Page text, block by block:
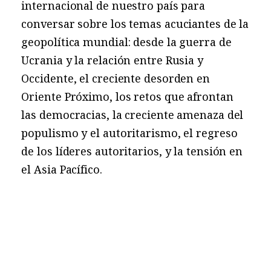
internacional de nuestro país para
conversar sobre los temas acuciantes de la
geopolítica mundial: desde la guerra de
Ucrania y la relación entre Rusia y
Occidente, el creciente desorden en
Oriente Próximo, los retos que afrontan
las democracias, la creciente amenaza del
populismo y el autoritarismo, el regreso
de los líderes autoritarios, y la tensión en
el Asia Pacífico.